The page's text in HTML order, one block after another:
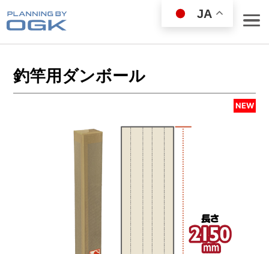
BAG／COOLER
LANDING NET
釣竿用ダンボール
NEW
JA